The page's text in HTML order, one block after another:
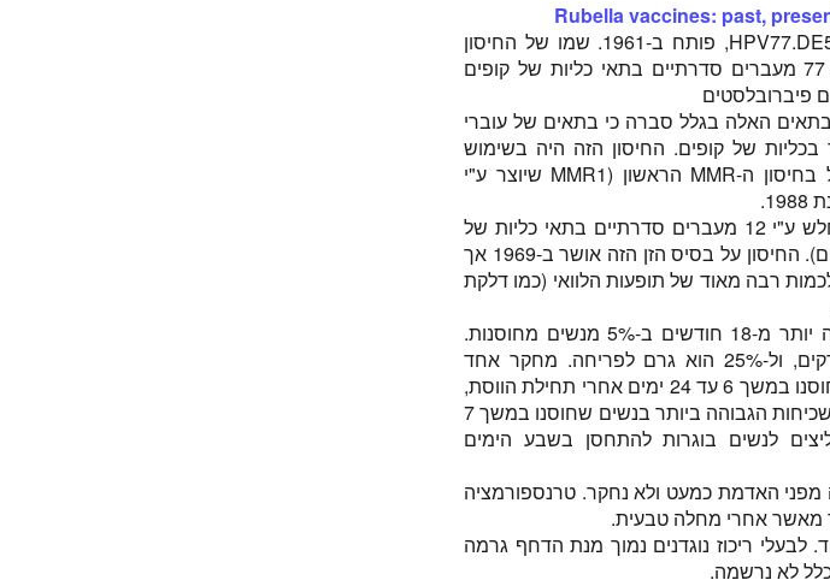
Rubella vaccines: past,
החיסון המוחלש הראשון נגד אדמת, הקרוי HPV77.DE5, פותח ב-1961. שמו של החיסון
נקבע ע"י תהליך הייצור – הנגיף הוחלש ע"י 77 מעברים סדרתיים בתאי כליות של קופים
האלה בגלל סברה כי בתאים של עוברי
בכליות של קופים. החיסון הזה היה בשימוש
נרחב בארה"ב ובאירופה בשנות ה-70 ונכלל בחיסון ה-MMR הראשון (MMR1 שיוצר ע"י
זן חיסון אחר של אדמת, HPV77.DK12, הוחלש ע"י 12 מעברים סדרתיים בתאי כליות של
כלבים (במקום פיברובלסטים של עוברי ברווזים). החיסון על בסיס הזן הזה אושר ב-1969 אך
רבה מאוד של תופעות הלוואי (כמו דלקת
הזן RA27/3 גרם לפגיעה במפרקים שנמשכה יותר מ-18 חודשים ב-5% מנשים מחוסנות.
ל-42% מהנשים החיסון גרם לכאבים במפרקים, ול-25% הוא גרם לפריחה. מחקר אחד
הראה שכאבי מפרקים נדירים יותר בנשים שחוסנו במשך 6 עד 24 ימים אחרי תחילת הווסת,
ומחקר אחר הראה שכאבי מפרקים נגרמים בשכיחות הגבוהה ביותר בנשים שחוסנו במשך 7
לנשים בוגרות להתחסן בשבע הימים
האדמת כמעט ולא נחקר. טרנספורמציה
מאשר אחרי מחלה טבעית.
ריכוז נוגדנים נמוך מנת הדחף גרמה